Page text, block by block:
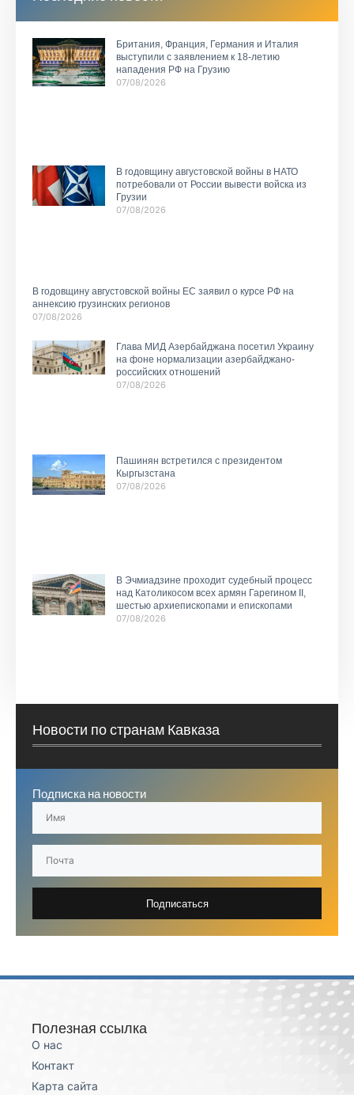
Британия, Франция, Германия и Италия
выступили с заявлением к 18-летию
нападения РФ на Грузию
07/08/2026
В годовщину августовской войны в НАТО
потребовали от России вывести войска из
Грузии
07/08/2026
В годовщину августовской войны ЕС заявил о курсе РФ на
аннексию грузинских регионов
07/08/2026
Глава МИД Азербайджана посетил Украину
на фоне нормализации азербайджано-
российских отношений
07/08/2026
Пашинян встретился с президентом
Кыргызстана
07/08/2026
В Эчмиадзине проходит судебный процесс
над Католикосом всех армян Гарегином II,
шестью архиепископами и епископами
07/08/2026
Новости по странам Кавказа
Подписка на новости
Подписаться
Полезная ссылка
О нас
Контакт
Карта сайта